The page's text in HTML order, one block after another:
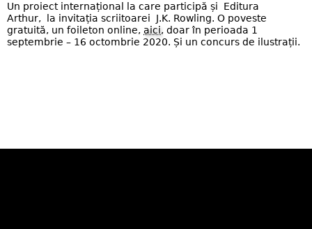
Un proiect internațional la care participă și Editura
Arthur, la invitația scriitoarei J.K. Rowling. O poveste
gratuită, un foileton online, aici, doar în perioada 1
septembrie – 16 octombrie 2020. Și un concurs de ilustrații.